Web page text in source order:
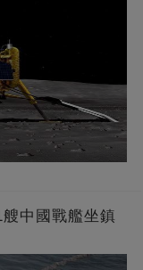
中國戰艦坐鎮